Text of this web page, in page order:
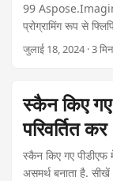
99
प्रोग्रामिंग रूप से
कोड उदाहरणों के
का पता लगाए.
जुलाई 18, 2024 · 3
स्कैन किए
परिवर्तित कर
स्कैन किए गए पीडीएफ
असमर्थ बनाता है.